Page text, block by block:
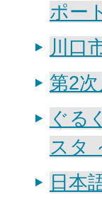
ポー
川口
第2
ぐる
スタ
日本